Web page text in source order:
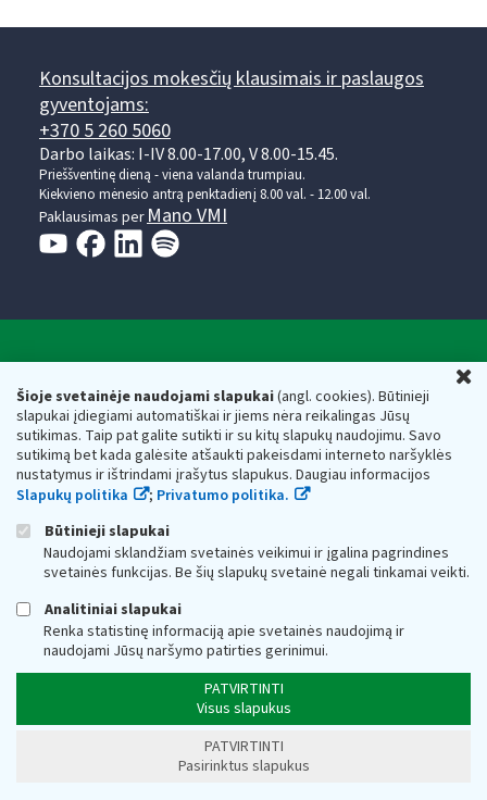
Šioje svetainėje naudojami slapukai(angl. cookies). Būtinieji
slapukai įdiegiami automatiškai ir jiems nėra reikalingas Jūsų
sutikimas. Taip pat galite sutikti ir su kitų slapukų naudojimu. Savo
sutikimą bet kada galėsite atšaukti pakeisdami interneto naršyklės
nustatymus ir ištrindami įrašytus slapukus. Daugiau informacijos
Slapukų politika
; Privatumo politika.
Būtinieji slapukai
Naudojami sklandžiam svetainės veikimui ir įgalina pagrindines
svetainės funkcijas. Be šių slapukų svetainė negali tinkamai veikti.
Analitiniai slapukai
Renka statistinę informaciją apie svetainės naudojimą ir
naudojami Jūsų naršymo patirties gerinimui.
PATVIRTINTI
Visus slapukus
PATVIRTINTI
Pasirinktus slapukus
Konsultacijos mokesčių klausimais ir paslaugos
gyventojams:
+370 5 260 5060
Darbo laikas: I-IV 8.00-17.00, V 8.00-15.45.
Prieššventinę dieną - viena valanda trumpiau.
Kiekvieno mėnesio antrą penktadienį 8.00 val. - 12.00 val.
Paklausimas per Mano VMI
Respublikos finansų ministerijos
Biudžetinė įstaiga. Juridinio asmens kodas — 188659752,
adresas: Vasario 16-osios g. 14, 01107 Vilnius, Lietuva, el.paštas:
vmi@vmi.lt, E. pristatymo dėžutės adresas 188659752
Duomenys apie Valstybinę mokesčių inspekciją prie Lietuvos
Respublikos finansų ministerijos kaupiami ir saugomi Juridinių